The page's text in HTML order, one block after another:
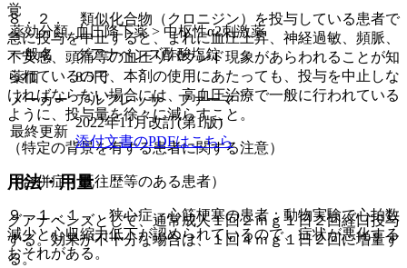
８．２． 類似化合物（クロニジン）を投与している患者で
急に投与を中止すると、まれに血圧上昇、神経過敏、頻脈、
不安感、頭痛等の血圧リバウンド現象があらわれることが知
られているので、本剤の使用にあたっても、投与を中止しな
ければならない場合には、高血圧治療で一般に行われている
ように、投与量を徐々に減らすこと。
（特定の背景を有する患者に関する注意）
（合併症・既往歴等のある患者）
９．１．１． 狭心症、心筋梗塞の患者：動物実験で心拍数
減少と心収縮力低下が認められているので、症状が悪化する
おそれがある。
覚
薬効分類 血圧降下薬 > 中枢性α2刺激薬
一般名
グアナベンズ酢酸塩錠
薬価
8.5円
メーカー アルフレッサ ファーマ
最終更新
2022年11月改訂(第1版)
添付文書のPDFはこちら
用法・用量
グアナベンズとして、通常成人１回２ｍｇ１日２回経口投与
する。効果が不十分な場合は、１回４ｍｇ１日２回に増量す
る。